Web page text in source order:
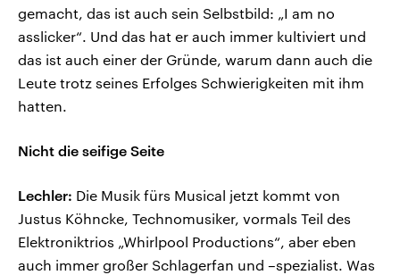
gemacht, das ist auch sein Selbstbild: „I am no
asslicker“. Und das hat er auch immer kultiviert und
das ist auch einer der Gründe, warum dann auch die
Leute trotz seines Erfolges Schwierigkeiten mit ihm
hatten.
Nicht die seifige Seite
Lechler: Die Musik fürs Musical jetzt kommt von
Justus Köhncke, Technomusiker, vormals Teil des
Elektroniktrios „Whirlpool Productions“, aber eben
auch immer großer Schlagerfan und –spezialist. Was